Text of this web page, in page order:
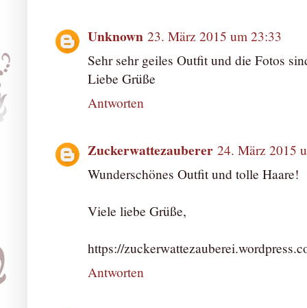
Unknown 23. März 2015 um 23:33
Sehr sehr geiles Outfit und die Fotos
Liebe Grüße
Antworten
Zuckerwattezauberer 24. März 2015
Wunderschönes Outfit und tolle Haare!
Viele liebe Grüße,
https://
Antworten